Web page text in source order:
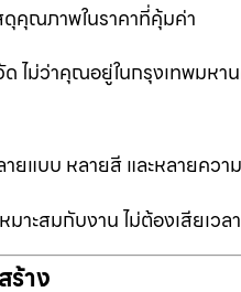
ดุคุณภาพในราคาที่คุ้มค่า
ไม่ว่าคุณอยู่ในกรุงเทพมหา
แบบ หลายสี และหลายคว
าะสมกับงาน ไม่ต้องเสียเวล
ร้าง